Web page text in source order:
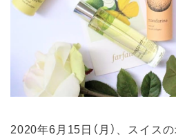
2020年6月15日（月）、スイス